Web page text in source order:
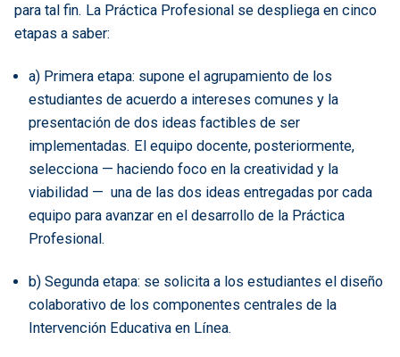
para tal fin. La Práctica Profesional se despliega en cinco
etapas a saber:
a) Primera etapa: supone el agrupamiento de los
estudiantes de acuerdo a intereses comunes y la
presentación de dos ideas factibles de ser
implementadas. El equipo docente, posteriormente,
selecciona — haciendo foco en la creatividad y la
viabilidad — una de las dos ideas entregadas por cada
equipo para avanzar en el desarrollo de la Práctica
Profesional.
b) Segunda etapa: se solicita a los estudiantes el diseño
colaborativo de los componentes centrales de la
Intervención Educativa en Línea.